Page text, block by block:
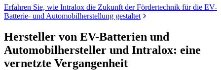
Erfahren Sie, wie Intralox die Zukunft der Fördertechnik für die EV-
Batterie- und Automobilherstellung gestaltet
Hersteller von EV-Batterien und
Automobilhersteller und Intralox: eine
vernetzte Vergangenheit